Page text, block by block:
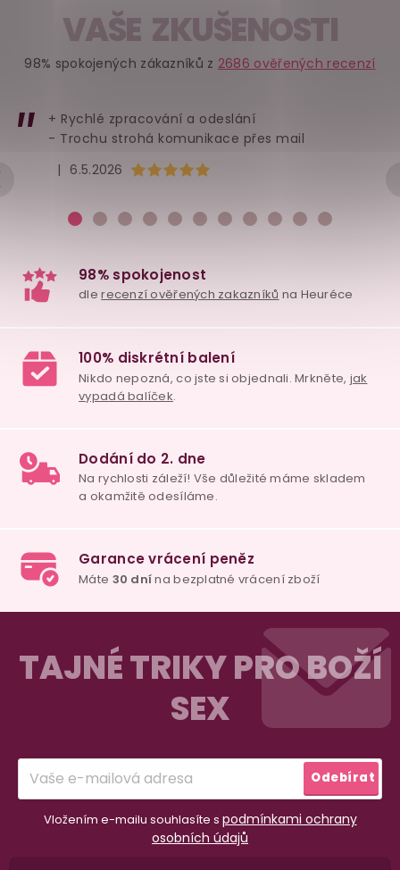
VAŠE ZKUŠENOSTI
98% spokojených zákazníků z 2686 ověřených recenzí
Hodnocení obchodu je 5 z 5 hvězdiček.
| 6.5.2026
+ Rychlé zpracování a odeslání
- Trochu strohá komunikace přes mail
98% spokojenost
recenzí ověřených zakazníků
TAJNÉ TRIKY PRO BOŽÍ
SEX
Vložením e-mailu souhlasíte s podmínkami ochrany
osobních údajů
Odebírat